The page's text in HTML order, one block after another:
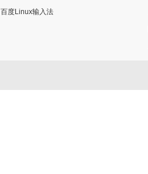
百度Linux输入法